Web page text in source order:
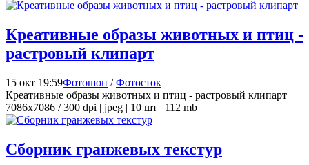
Креативные образы животных и птиц -
растровый клипарт
15 окт 19:59Фотошоп /Фотосток
Креативные образы животных и птиц - растровый клипарт
7086x7086 / 300 dpi | jpeg | 10 шт | 112 mb
Сборник гранжевых текстур